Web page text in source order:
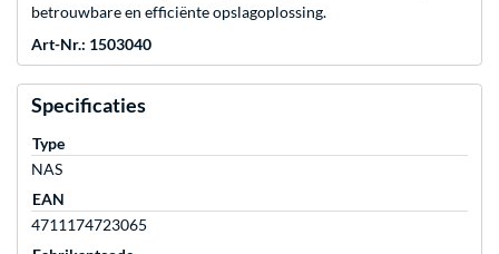
betrouwbare en efficiënte opslagoplossing.
Art-Nr.: 1503040
Specificaties
Type
NAS
EAN
4711174723065